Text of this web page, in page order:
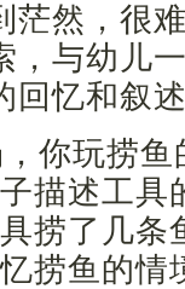
茫然，很
，与幼儿
回忆和叙
你玩捞
描述工具
捞了几条
捞鱼的情